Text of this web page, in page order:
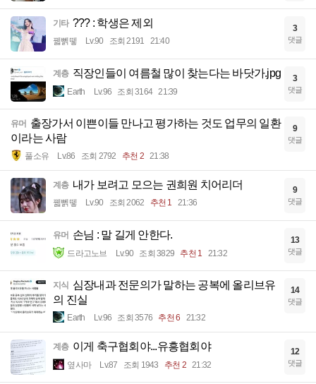
기타 ??? : 학생은 제외
꿻뻵뗗 Lv.90 조회 2191 21:40
3
댓글
계층 직장인들이 여름철 많이 찾는다는 바닷가.jpg
Earth Lv.96 조회 3164 21:39
3
댓글
유머 출장가서 이쁜이들 만나고 평가하는 것도 업무의 일환
이라는 사람
풀소유 Lv.86 조회 2792 추천 2 21:38
9
댓글
계층 내가 보려고 모으는 권희원 치어리더
꿻뻵뗗 Lv.90 조회 2062 추천 1 21:36
9
댓글
유머 손님 : 말 길게 안한다.
드라고노브 Lv.90 조회 3829 추천 1 21:32
13
댓글
지식 심장내과 전문의가 말하는 공복에 올리브유
의 진실
Earth Lv.96 조회 3576 추천 6 21:32
14
댓글
계층 이게 축구협회야...유흥협회야
옆사마 Lv.87 조회 1943 추천 2 21:32
12
댓글